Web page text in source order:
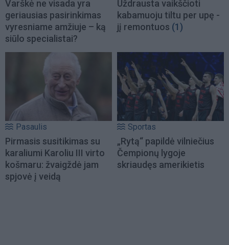
Varškė ne visada yra
geriausias pasirinkimas
vyresniame amžiuje – ką
siūlo specialistai?
Uždrausta vaikščioti
kabamuoju tiltu per upę -
jį remontuos (1)
Pasaulis
Pirmasis susitikimas su
karaliumi Karoliu III virto
košmaru: žvaigždė jam
spjovė į veidą
Sportas
„Rytą“ papildė vilniečius
Čempionų lygoje
skriaudęs amerikietis